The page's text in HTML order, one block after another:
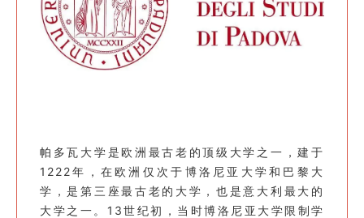
帕多瓦大学是欧洲最古老的顶级大学之一，建于
1222年，在欧洲仅次于博洛尼亚大学和巴黎大
学，是第三座最古老的大学，也是意大利最大的
大学之一。13世纪初，当时博洛尼亚大学限制学